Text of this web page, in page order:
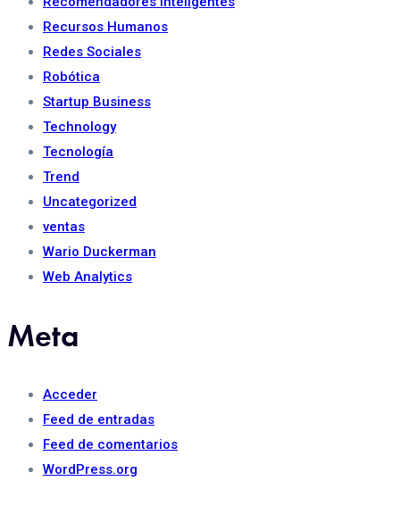
Recursos Humanos
Redes Sociales
Robótica
Startup Business
Technology
Tecnología
Trend
Uncategorized
ventas
Wario Duckerman
Web Analytics
Meta
Acceder
Feed de entradas
Feed de comentarios
WordPress.org